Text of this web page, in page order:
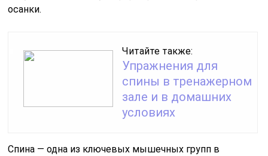
осанки.
Читайте также:
Упражнения для
спины в тренажерном
зале и в домашних
условиях
Спина — одна из ключевых мышечных групп в